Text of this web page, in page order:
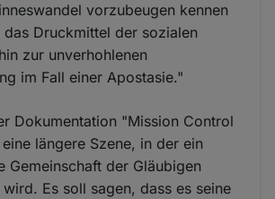
vorzubeugen kennen
das Druckmittel der sozialen
zur unverhohlenen
im Fall einer Apostasie."
Dokumentation "Mission Control
längere Szene, in der ein
Gemeinschaft der Gläubigen
Es soll sagen, dass es seine